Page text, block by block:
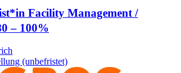
Facility Management /​
– 100%
(unbefristet)